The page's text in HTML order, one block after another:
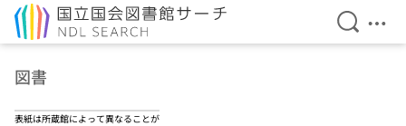
検索を
メ
図書
表紙は所蔵館によって異なることが